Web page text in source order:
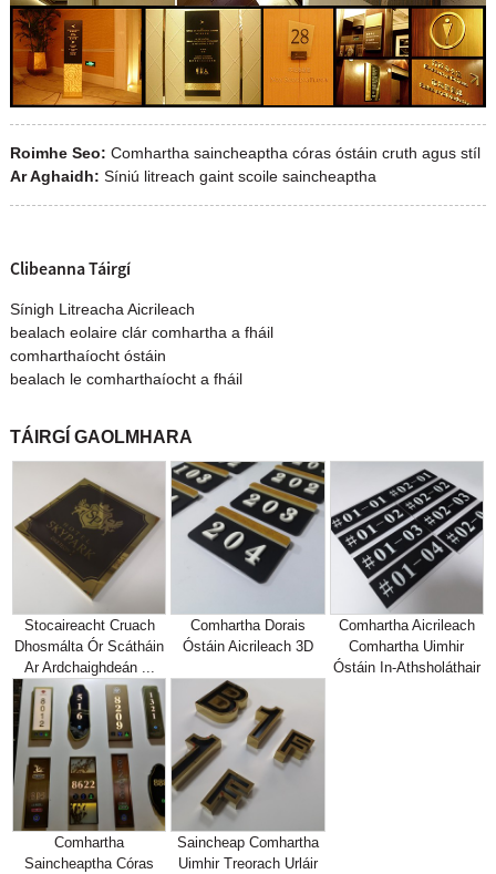
Roimhe Seo: Comhartha saincheaptha córas óstáin cruth agus stíl
Ar Aghaidh: Síniú litreach gaint scoile saincheaptha
Clibeanna Táirgí
Sínigh Litreacha Aicrileach
bealach eolaire clár comhartha a fháil
comharthaíocht óstáin
bealach le comharthaíocht a fháil
TÁIRGÍ GAOLMHARA
Stocaireacht Cruach
Dhosmálta Ór Scátháin
Ar Ardchaighdeán ...
Comhartha Dorais
Óstáin Aicrileach 3D
Comhartha Aicrileach
Comhartha Uimhir
Óstáin In-Athsholáthair
Comhartha
Saincheaptha Córas
Saincheap Comhartha
Uimhir Treorach Urláir